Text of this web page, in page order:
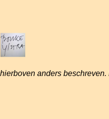
anders